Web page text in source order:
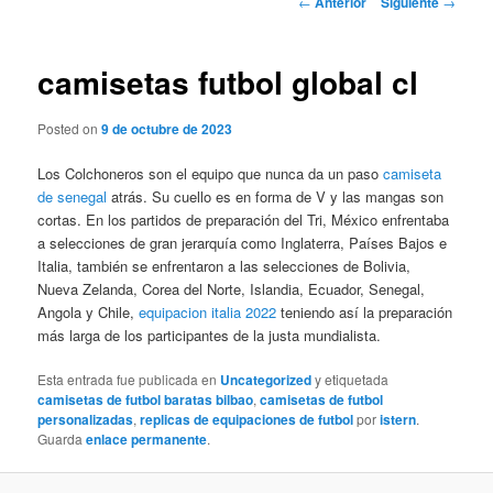
camisetas futbol global cl
Posted on9 de octubre de 2023
Los Colchoneros son el equipo que nunca da un pasocamiseta
de senegal atrás. Su cuello es en forma de V y las mangas son
cortas. En los partidos de preparación del Tri, México enfrentaba
a selecciones de gran jerarquía como Inglaterra, Países Bajos e
Italia, también se enfrentaron a las selecciones de Bolivia,
Nueva Zelanda, Corea del Norte, Islandia, Ecuador, Senegal,
Angola y Chile,equipacion italia 2022 teniendo así la preparación
más larga de los participantes de la justa mundialista.
Esta entrada fue publicada en Uncategorizedy etiquetada
camisetas de futbol baratas bilbao,camisetas de futbol
personalizadas,replicas de equipaciones de futbolporistern.
Guardaenlace permanente.